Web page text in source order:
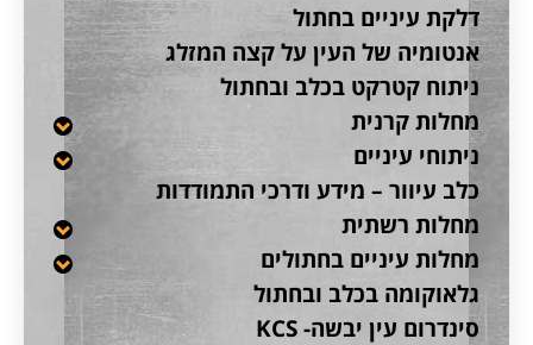
דלקת עיניים בחתול
אנטומיה של העין על קצה המזלג
ניתוח קטרקט בכלב ובחתול
מחלות קרנית
ניתוחי עיניים
כלב עיוור – מידע ודרכי התמודדות
מחלות רשתית
מחלות עיניים בחתולים
גלאוקומה בכלב ובחתול
סינדרום עין יבשה- KCS